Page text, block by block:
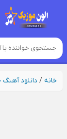
خانه/ دانلود